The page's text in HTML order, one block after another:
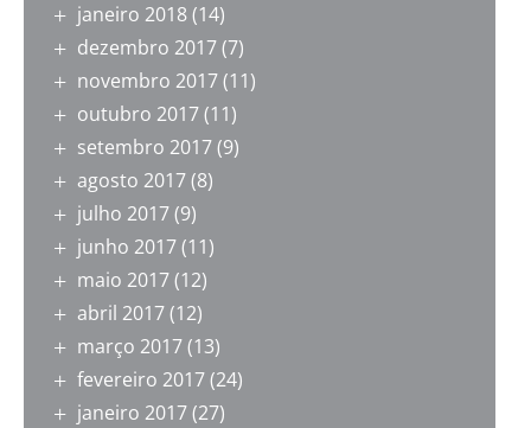
janeiro 2018(14)
dezembro 2017(7)
novembro 2017(11)
outubro 2017(11)
setembro 2017(9)
agosto 2017(8)
julho 2017(9)
junho 2017(11)
maio 2017(12)
abril 2017(12)
março 2017(13)
fevereiro 2017(24)
janeiro 2017(27)